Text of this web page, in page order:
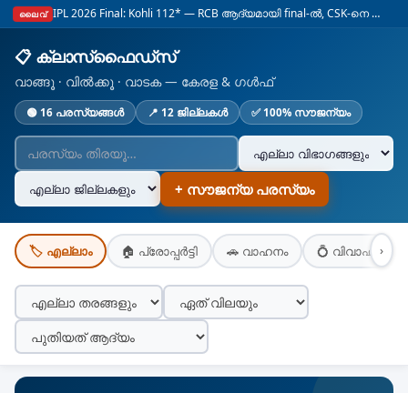
ലൈവ് IPL 2026 Final: Kohli 112* — RCB ആദ്യമായി final-ൽ, CSK-നെ നേരിടും
📋 ക്ലാസ്‌ഫൈഡ്സ്
വാങ്ങൂ · വിൽക്കൂ · വാടക — കേരള & ഗൾഫ്
🟢 16 പരസ്യങ്ങൾ 📍 12 ജില്ലകൾ ✅100% സൗജന്യം
+ സൗജന്യ പരസ്യം
🏷️ എല്ലാം 🏠 പ്രോപ്പർട്ടി 🚗 വാഹനം 💍 വിവാഹം ›